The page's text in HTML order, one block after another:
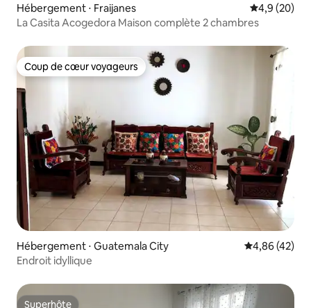
Hébergement ⋅ Fraijanes Évaluation
4,9 (20)
La Casita Acogedora Maison complète 2 chambres
Coup de cœur voyageurs
Coup de cœur voyageurs
Hébergement ⋅ Guatemala City Évaluation
4,86 (42)
Endroit idyllique
Superhôte